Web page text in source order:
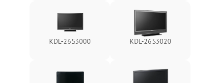
KDL-26S3000 KDL-26S3020